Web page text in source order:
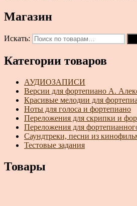
Магазин
Искать:
Категории товаров
АУДИОЗАПИСИ
Версии для фортепиано А.
Красивые мелодии для
Ноты для голоса и фортепиано
Переложения для скрипки и
Переложения для
Саундтреки, песни из
Тестовые задания
Товары